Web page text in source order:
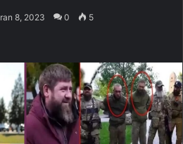
8, 2023 0 5